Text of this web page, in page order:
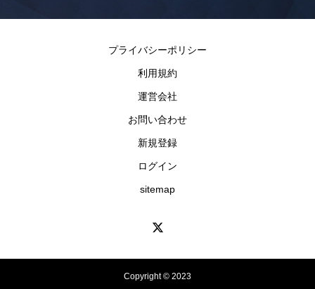
プライバシーポリシー
利用規約
運営会社
お問い合わせ
新規登録
ログイン
sitemap
Copyright © 2023